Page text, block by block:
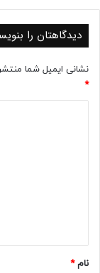
دیدگاهتان را
نشانی ایمیل شما
*
نام*